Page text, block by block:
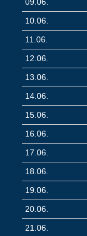
10.06.
11.06.
12.06.
13.06.
14.06.
15.06.
16.06.
17.06.
18.06.
19.06.
20.06.
21.06.